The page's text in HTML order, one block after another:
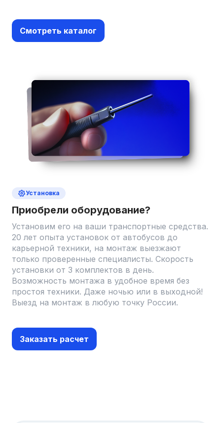
Смотреть каталог
Установка
Приобрели оборудование?
Установим его на ваши транспортные средства.
20 лет опыта установок от автобусов до
карьерной техники, на монтаж выезжают
только проверенные специалисты. Скорость
установки от 3 комплектов в день.
Возможность монтажа в удобное время без
простоя техники. Даже ночью или в выходной!
Выезд на монтаж в любую точку России.
Заказать расчет